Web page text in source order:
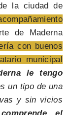
la ciudad de
de Maderna
con buenos
municipal
le tengo
un tipo de una
y sin vicios
el